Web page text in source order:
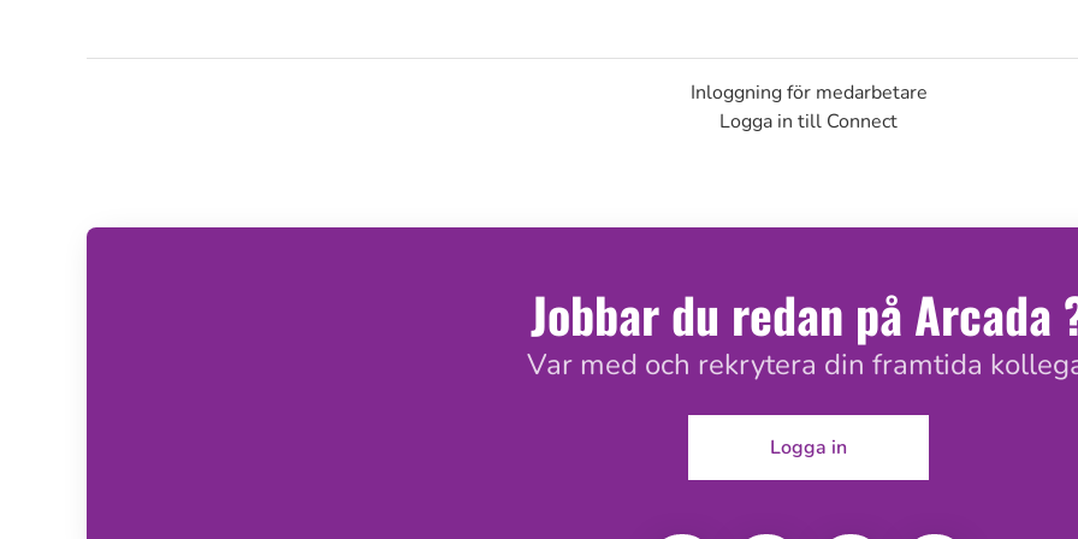
Inloggning för medarbetare
Logga in till Connect
Jobbar du redan på Arcada
Var med och rekrytera din framtida
Logga in